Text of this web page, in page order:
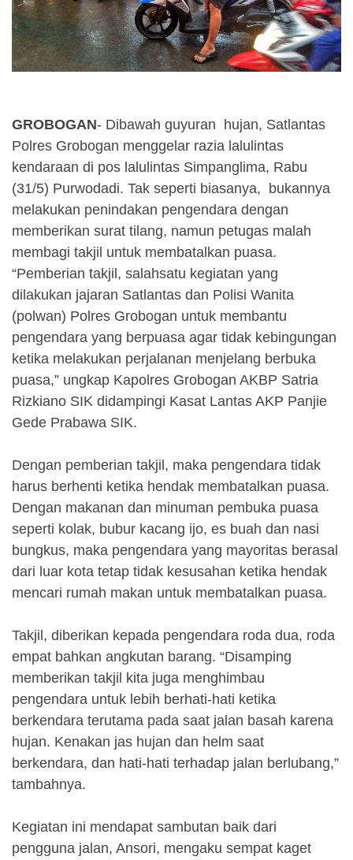
GROBOGAN- Dibawah guyuran hujan, Satlantas
Polres Grobogan menggelar razia lalulintas
kendaraan di pos lalulintas Simpanglima, Rabu
(31/5) Purwodadi. Tak seperti biasanya, bukannya
melakukan penindakan pengendara dengan
memberikan surat tilang, namun petugas malah
membagi takjil untuk membatalkan puasa.
“Pemberian takjil, salahsatu kegiatan yang
dilakukan jajaran Satlantas dan Polisi Wanita
(polwan) Polres Grobogan untuk membantu
pengendara yang berpuasa agar tidak kebingungan
ketika melakukan perjalanan menjelang berbuka
puasa,” ungkap Kapolres Grobogan AKBP Satria
Rizkiano SIK didampingi Kasat Lantas AKP Panjie
Gede Prabawa SIK.
Dengan pemberian takjil, maka pengendara tidak
harus berhenti ketika hendak membatalkan puasa.
Dengan makanan dan minuman pembuka puasa
seperti kolak, bubur kacang ijo, es buah dan nasi
bungkus, maka pengendara yang mayoritas berasal
dari luar kota tetap tidak kesusahan ketika hendak
mencari rumah makan untuk membatalkan puasa.
Takjil, diberikan kepada pengendara roda dua, roda
empat bahkan angkutan barang. “Disamping
memberikan takjil kita juga menghimbau
pengendara untuk lebih berhati-hati ketika
berkendara terutama pada saat jalan basah karena
hujan. Kenakan jas hujan dan helm saat
berkendara, dan hati-hati terhadap jalan berlubang,”
tambahnya.
Kegiatan ini mendapat sambutan baik dari
pengguna jalan, Ansori, mengaku sempat kaget